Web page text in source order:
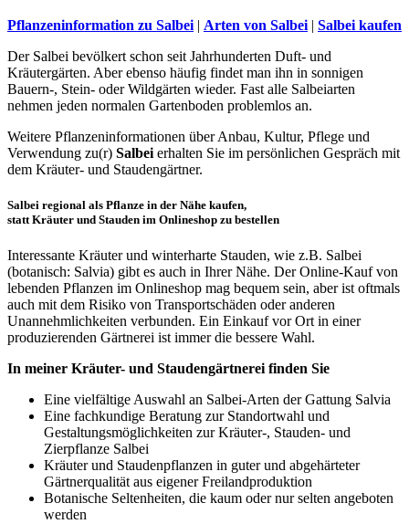
Pflanzeninformation zu Salbei | Arten von Salbei | Salbei kaufen
Der Salbei bevölkert schon seit Jahrhunderten Duft- und
Kräutergärten. Aber ebenso häufig findet man ihn in sonnigen
Bauern-, Stein- oder Wildgärten wieder. Fast alle Salbeiarten
nehmen jeden normalen Gartenboden problemlos an.
Weitere Pflanzeninformationen über Anbau, Kultur, Pflege und
Verwendung zu(r) Salbei erhalten Sie im persönlichen Gespräch mit
dem Kräuter- und Staudengärtner.
Salbei regional als Pflanze in der Nähe kaufen,
statt Kräuter und Stauden im Onlineshop zu bestellen
Interessante Kräuter und winterharte Stauden, wie z.B. Salbei
(botanisch: Salvia) gibt es auch in Ihrer Nähe. Der Online-Kauf von
lebenden Pflanzen im Onlineshop mag bequem sein, aber ist oftmals
auch mit dem Risiko von Transportschäden oder anderen
Unannehmlichkeiten verbunden. Ein Einkauf vor Ort in einer
produzierenden Gärtnerei ist immer die bessere Wahl.
In meiner Kräuter- und Staudengärtnerei finden Sie
Eine vielfältige Auswahl an Salbei-Arten der Gattung Salvia
Eine fachkundige Beratung zur Standortwahl und
Gestaltungsmöglichkeiten zur Kräuter-, Stauden- und
Zierpflanze Salbei
Kräuter und Staudenpflanzen in guter und abgehärteter
Gärtnerqualität aus eigener Freilandproduktion
Botanische Seltenheiten, die kaum oder nur selten angeboten
werden